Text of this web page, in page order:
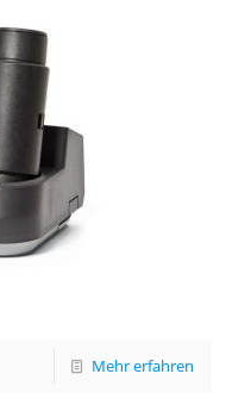
Mehr erfahren